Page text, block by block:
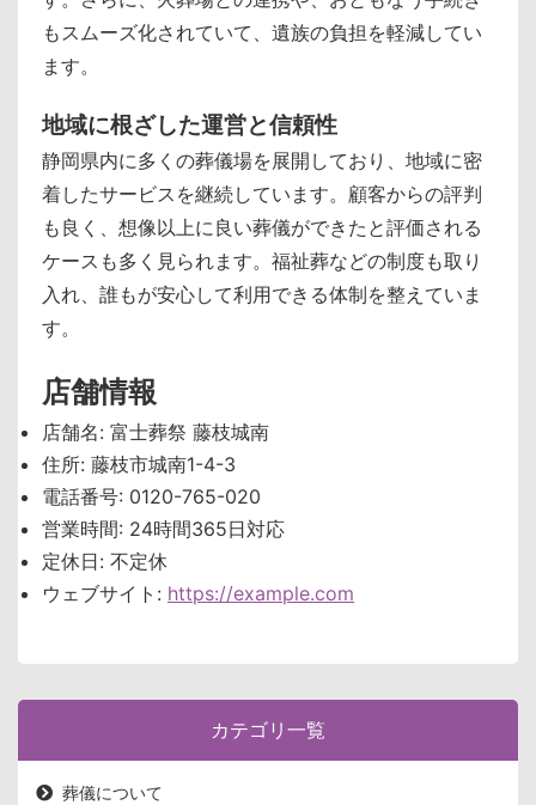
もスムーズ化されていて、遺族の負担を軽減してい
ます。
地域に根ざした運営と信頼性
静岡県内に多くの葬儀場を展開しており、地域に密
着したサービスを継続しています。顧客からの評判
も良く、想像以上に良い葬儀ができたと評価される
ケースも多く見られます。福祉葬などの制度も取り
入れ、誰もが安心して利用できる体制を整えていま
す。
店舗情報
店舗名: 富士葬祭 藤枝城南
住所: 藤枝市城南1-4-3
電話番号: 0120-765-020
営業時間: 24時間365日対応
定休日: 不定休
ウェブサイト: https://example.com
カテゴリ一覧
葬儀について